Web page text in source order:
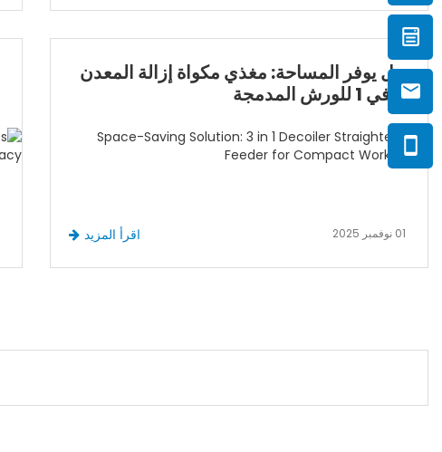
حل يوفر المساحة: مغذي مكواة إزالة المعدن
3 في 1 للورش المدمجة
01 نوفمبر 2025 اقرأ المزيد